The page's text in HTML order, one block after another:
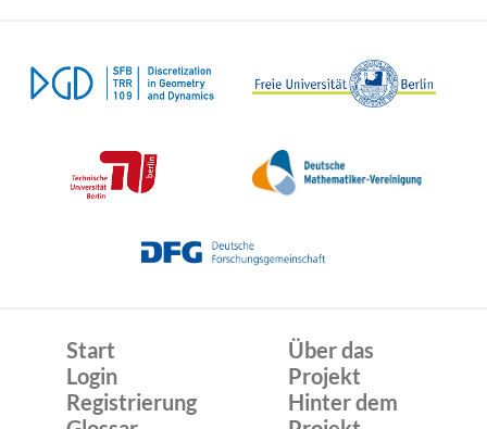
Start
Login
Registrierung
Über das
Projekt
Hinter dem